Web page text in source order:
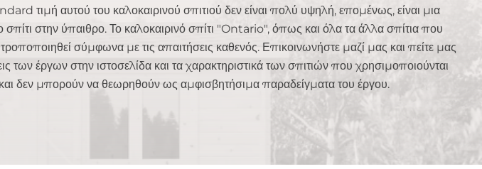
τιμή αυτού του καλοκαιρινού σπιτιού δεν είναι πολύ υψηλή, επομένως, είναι μια
σπίτι στην ύπαιθρο. Το καλοκαιρινό σπίτι "Ontario", όπως και όλα τα άλλα σπίτια που
σύμφωνα με τις απαιτήσεις καθενός. Επικοινωνήστε μαζί μας και πείτε μας
των έργων στην ιστοσελίδα και τα χαρακτηριστικά των σπιτιών που χρησιμοποιούνται
δεν μπορούν να θεωρηθούν ως αμφισβητήσιμα παραδείγματα του έργου.